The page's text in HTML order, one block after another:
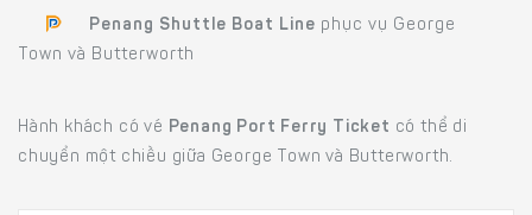
Penang Shuttle Boat Line phục vụ George
Town và Butterworth
Hành khách có vé Penang Port Ferry Ticket có thể di
chuyển một chiều giữa George Town và Butterworth.